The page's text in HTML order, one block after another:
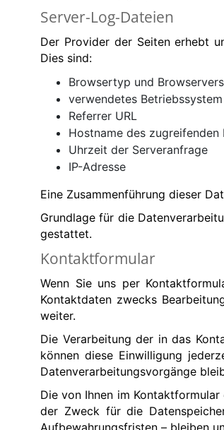
Server-Log-Dateien
Der Provider der Seiten erhebt
Dies sind:
Browsertyp und
verwendetes Betriebssystem
Referrer URL
Hostname des zugreifenden
Uhrzeit der Serveranfrage
IP-Adresse
Eine Zusammenführung dieser
Grundlage für die
gestattet.
Kontaktformular
Wenn Sie uns per
Kontaktdaten zwecks
weiter.
Die Verarbeitung der in das
können diese Einwilligung
Datenverarbeitungsvorgänge
Die von Ihnen im
der Zweck für die
Aufbewahrungsfristen – bleiben